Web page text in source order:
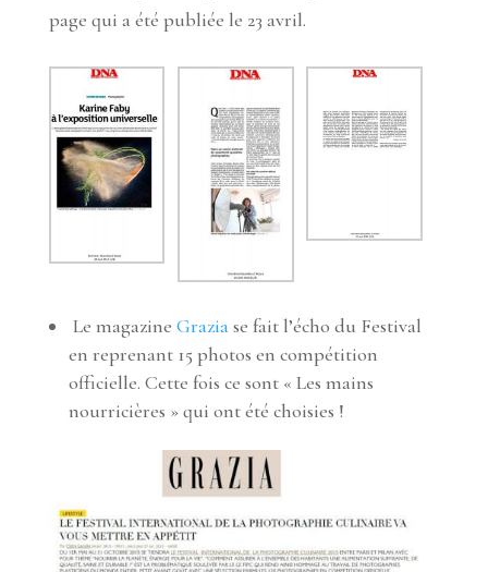
page qui a été publiée le 23 avril.
Le magazine Graziase fait l’écho du Festival
en reprenant 15 photos en compétition
officielle. Cette fois ce sont « Les mains
nourricières » qui ont été choisies !